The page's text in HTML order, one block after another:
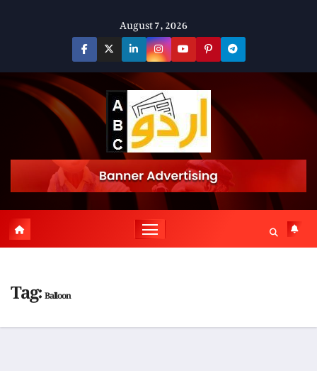
August 7, 2026
Tag:Balloon